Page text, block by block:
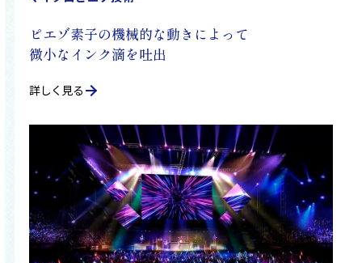
ピエゾ素子の機械的な動きによって
微小なインク滴を吐出
詳しく見る